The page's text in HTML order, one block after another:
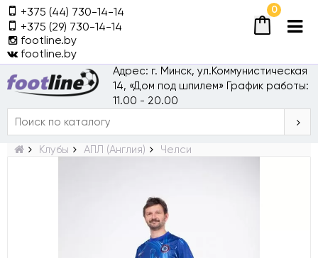
Адрес: г. Минск, ул.Коммунистическая
14, «Дом под шпилем» График работы:
11.00 - 20.00
+375 (44) 730-14-14
+375 (29) 730-14-14
footline.by
footline.by
0
Клубы АПЛ (Англия) Челси